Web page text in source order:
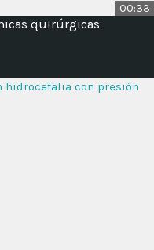
00:33
quirúrgicas